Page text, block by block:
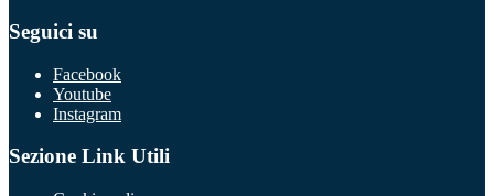
Seguici su
Facebook
Youtube
Instagram
Sezione Link Utili